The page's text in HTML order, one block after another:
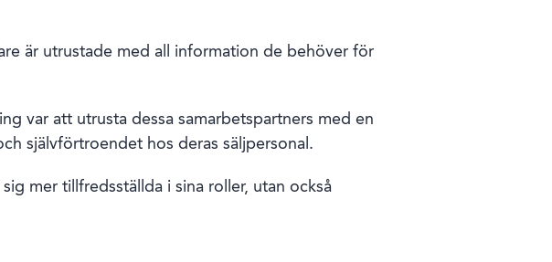
är utrustade med all information de behöver för
var att utrusta dessa samarbetspartners med en
självförtroendet hos deras säljpersonal.
mer tillfredsställda i sina roller, utan också